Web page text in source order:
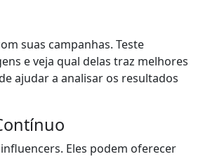
suas campanhas. Teste
e veja qual delas traz melhores
ajudar a analisar os resultados
Eles podem oferecer